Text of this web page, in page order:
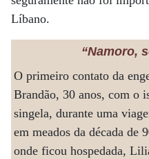
Líbano.
“Namoro,
O primeiro contato da
Brandão, 30 anos, com o
singela, durante uma
em meados da década de
onde ficou hospedada,